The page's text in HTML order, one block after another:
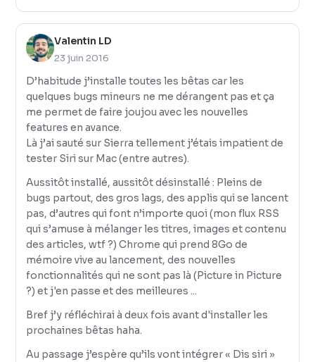
Valentin LD
23 juin 2016
D’habitude j’installe toutes les bêtas car les
quelques bugs mineurs ne me dérangent pas et ça
me permet de faire joujou avec les nouvelles
features en avance.
Là j’ai sauté sur Sierra tellement j’étais impatient de
tester Siri sur Mac (entre autres).
Aussitôt installé, aussitôt désinstallé : Pleins de
bugs partout, des gros lags, des applis qui se lancent
pas, d’autres qui font n’importe quoi (mon flux RSS
qui s’amuse à mélanger les titres, images et contenu
des articles, wtf ?) Chrome qui prend 8Go de
mémoire vive au lancement, des nouvelles
fonctionnalités qui ne sont pas là (Picture in Picture
?) et j'en passe et des meilleures ...
Bref j’y réfléchirai à deux fois avant d'installer les
prochaines bêtas haha.
Au passage j’espère qu’ils vont intégrer « Dis siri »